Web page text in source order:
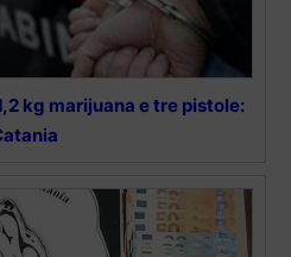
kg marijuana e tre pistole: